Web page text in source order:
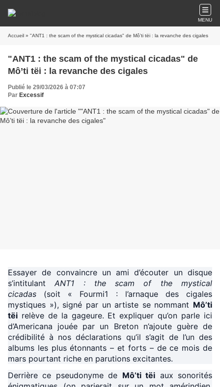
MENU
Accueil » "ANT1 : the scam of the mystical cicadas" de Mô’ti tëi : la revanche des cigales
"ANT1 : the scam of the mystical cicadas" de
Mô’ti tëi : la revanche des cigales
Publié le 29/03/2026 à 07:07
Par Excessif
Essayer de convaincre un ami d’écouter un disque
s’intitulant
ANT1 : the scam of the mystical
cicadas
(soit « Fourmi1 : l’arnaque des cigales
mystiques »), signé par un artiste se nommant Mô’ti
tëi relève de la gageure. Et expliquer qu’on parle ici
d’Americana jouée par un Breton n’ajoute guère de
crédibilité à nos déclarations qu’il s’agit de l’un des
albums les plus étonnants – et forts – de ce mois de
mars pourtant riche en parutions excitantes.
Derrière ce pseudonyme de Mô’ti tëi aux sonorités